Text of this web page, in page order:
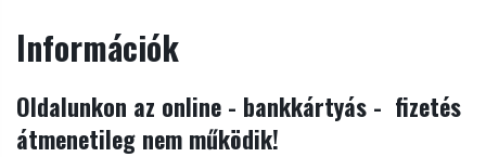
Információk
Oldalunkon az online - bankkártyás - fizetés
átmenetileg nem működik!